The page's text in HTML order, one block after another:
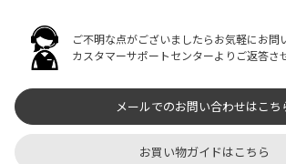
ご不明な点がございましたらお気軽にお問
カスタマーサポートセンターよりご返答さ
メールでのお問い合わせはこち
お買い物ガイドはこちら